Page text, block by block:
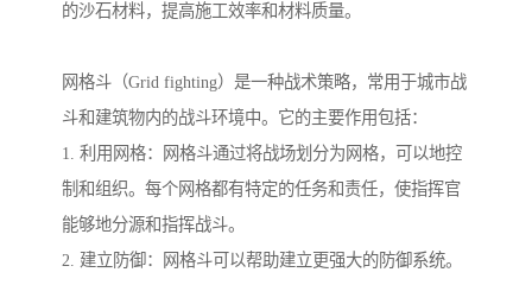
的沙石材料，提高施工效率和材料质量。
网格斗（Grid fighting）是一种战术策略，常用于城市战
斗和建筑物内的战斗环境中。它的主要作用包括：
1. 利用网格：网格斗通过将战场划分为网格，可以地控
制和组织。每个网格都有特定的任务和责任，使指挥官
能够地分源和指挥战斗。
2. 建立防御：网格斗可以帮助建立更强大的防御系统。